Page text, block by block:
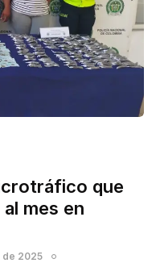
que
mes en
de 2025